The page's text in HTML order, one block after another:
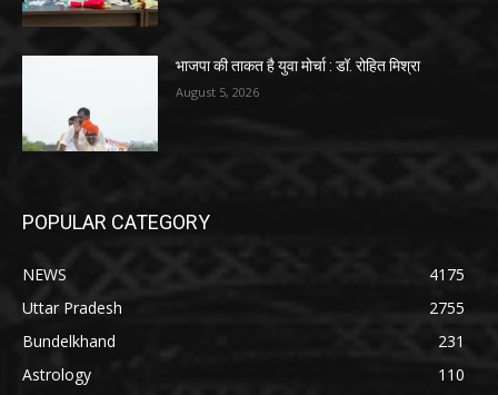
भाजपा की ताकत है युवा मोर्चा : डॉ. रोहित मिश्रा
August 5, 2026
POPULAR CATEGORY
NEWS
4175
Uttar Pradesh
2755
Bundelkhand
231
Astrology
110